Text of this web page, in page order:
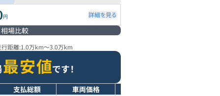
円 詳細を見る
相場比較
行距離:1.0万km～3.0万km
最安値です！
支払総額 車両価格